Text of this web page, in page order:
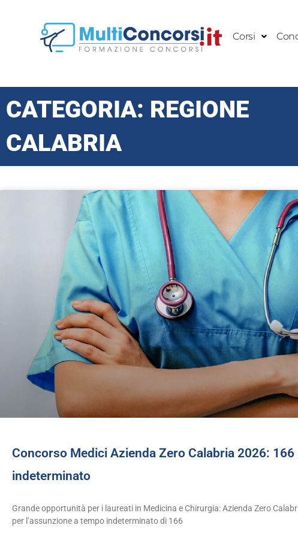
contenuto
Corsi
CATEGORIA: REGIONE
CALABRIA
Concorso Medici Azienda Zero Calabria 2026:
indeterminato
Grande opportunità per i laureati in Medicina e Chirurgia: Azienda Zero
per l’assunzione a tempo indeterminato di 166